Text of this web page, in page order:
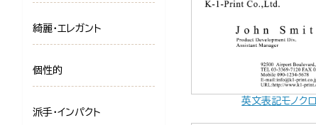
英文表記モノクロ
綺麗・エレガント
個性的
派手・インパクト